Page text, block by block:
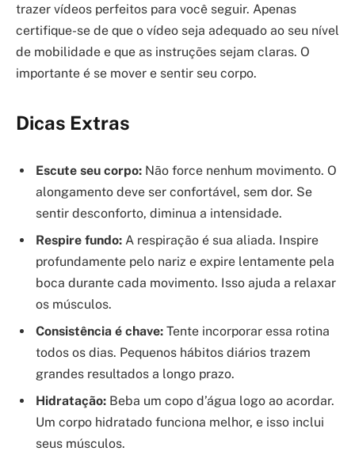
trazer vídeos perfeitos para você seguir. Apenas
certifique-se de que o vídeo seja adequado ao seu nível
de mobilidade e que as instruções sejam claras. O
importante é se mover e sentir seu corpo.
Dicas Extras
Escute seu corpo: Não force nenhum movimento. O
alongamento deve ser confortável, sem dor. Se
sentir desconforto, diminua a intensidade.
Respire fundo: A respiração é sua aliada. Inspire
profundamente pelo nariz e expire lentamente pela
boca durante cada movimento. Isso ajuda a relaxar
os músculos.
Consistência é chave: Tente incorporar essa rotina
todos os dias. Pequenos hábitos diários trazem
grandes resultados a longo prazo.
Hidratação: Beba um copo d’água logo ao acordar.
Um corpo hidratado funciona melhor, e isso inclui
seus músculos.